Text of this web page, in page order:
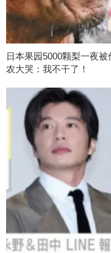
日本果园5000颗梨一夜
农大哭：我不干了！